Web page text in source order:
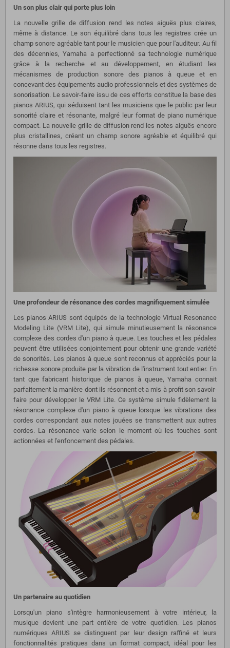
Un son plus clair qui porte plus loin
La nouvelle grille de diffusion rend les notes aiguës plus claires,
même à distance. Le son équilibré dans tous les registres crée un
champ sonore agréable tant pour le musicien que pour l'auditeur. Au fil
des décennies, Yamaha a perfectionné sa technologie numérique
grâce à la recherche et au développement, en étudiant les
mécanismes de production sonore des pianos à queue et en
concevant des équipements audio professionnels et des systèmes de
sonorisation. Le savoir-faire issu de ces efforts constitue la base des
pianos ARIUS, qui séduisent tant les musiciens que le public par leur
sonorité claire et résonante, malgré leur format de piano numérique
compact. La nouvelle grille de diffusion rend les notes aiguës encore
plus cristallines, créant un champ sonore agréable et équilibré qui
résonne dans tous les registres.
Une profondeur de résonance des cordes magnifiquement simulée
Les pianos ARIUS sont équipés de la technologie Virtual Resonance
Modeling Lite (VRM Lite), qui simule minutieusement la résonance
complexe des cordes d'un piano à queue. Les touches et les pédales
peuvent être utilisées conjointement pour obtenir une grande variété
de sonorités. Les pianos à queue sont reconnus et appréciés pour la
richesse sonore produite par la vibration de l'instrument tout entier. En
tant que fabricant historique de pianos à queue, Yamaha connait
parfaitement la manière dont ils résonnent et a mis à profit son savoir-
faire pour développer le VRM Lite. Ce système simule fidèlement la
résonance complexe d'un piano à queue lorsque les vibrations des
cordes correspondant aux notes jouées se transmettent aux autres
cordes. La résonance varie selon le moment où les touches sont
actionnées et l'enfoncement des pédales.
Un partenaire au quotidien
Lorsqu'un piano s'intègre harmonieusement à votre intérieur, la
musique devient une part entière de votre quotidien. Les pianos
numériques ARIUS se distinguent par leur design raffiné et leurs
fonctionnalités pratiques dans un format compact, idéal pour les